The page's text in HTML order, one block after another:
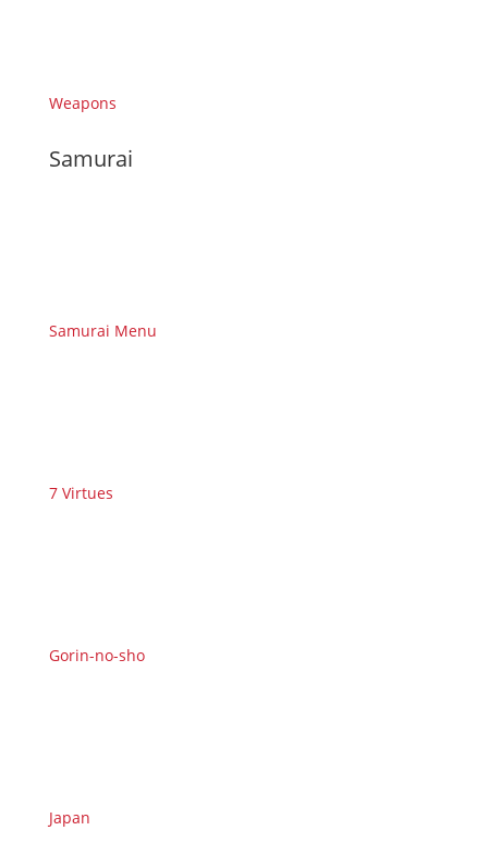
Weapons
Samurai
Samurai Menu
7 Virtues
Gorin-no-sho
Japan